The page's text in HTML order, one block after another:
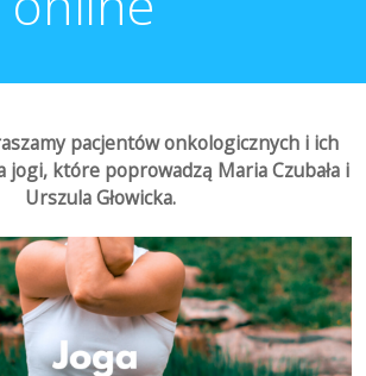
pacjentów onkologicznych i ich
jogi, które poprowadzą Maria Czubała i
Urszula Głowicka.